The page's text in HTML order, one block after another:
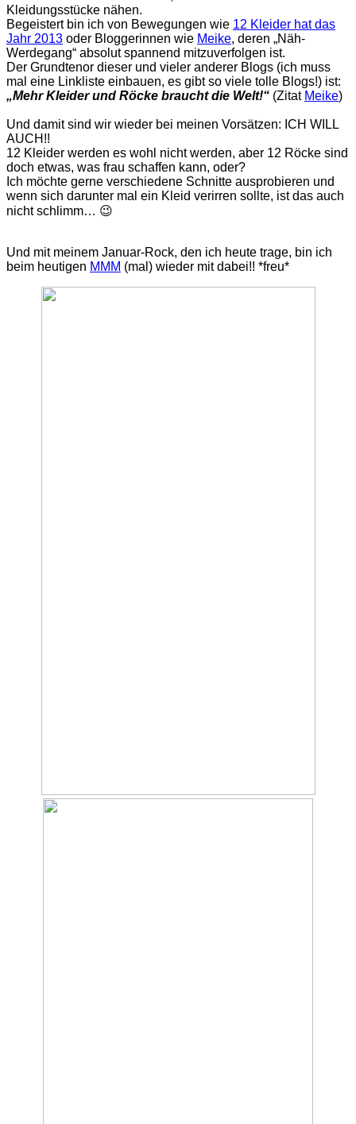
Kleidungsstücke nähen.
Begeistert bin ich von Bewegungen wie 12 Kleider hat das
Jahr 2013 oder Bloggerinnen wie Meike, deren „Näh-
Werdegang“ absolut spannend mitzuverfolgen ist.
Der Grundtenor dieser und vieler anderer Blogs (ich muss
mal eine Linkliste einbauen, es gibt so viele tolle Blogs!) ist:
„Mehr Kleider und Röcke braucht die Welt!“ (Zitat Meike)
Und damit sind wir wieder bei meinen Vorsätzen: ICH WILL
AUCH!!
12 Kleider werden es wohl nicht werden, aber 12 Röcke sind
doch etwas, was frau schaffen kann, oder?
Ich möchte gerne verschiedene Schnitte ausprobieren und
wenn sich darunter mal ein Kleid verirren sollte, ist das auch
nicht schlimm… 😉
Und mit meinem Januar-Rock, den ich heute trage, bin ich
beim heutigen MMM (mal) wieder mit dabei!! *freu*